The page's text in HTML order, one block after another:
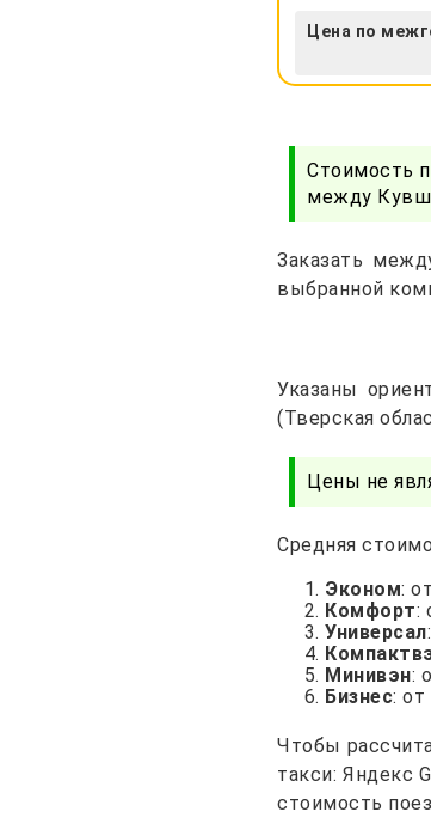
Цена по
Стоимость
между
Заказать
выбранной
Указаны
(Тверская
Цены не
Средняя
Эконом:
Комфорт:
Универсал
Минивэн:
Бизнес: от
Чтобы
такси: Яндекс
стоимость